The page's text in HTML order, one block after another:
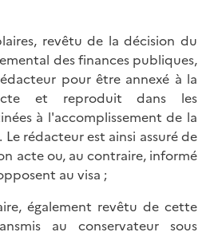
revêtu de la décision du
des finances publiques,
pour être annexé à la
et reproduit dans les
à l'accomplissement de la
rédacteur est ainsi assuré de
acte ou, au contraire, informé
au visa ;
également revêtu de cette
au conservateur sous